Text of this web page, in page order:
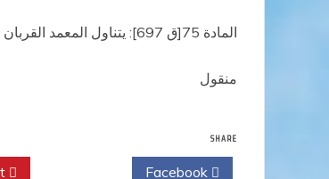
المادة 75[ق 697]: يتناول المعمد القربان
منقول
SHARE